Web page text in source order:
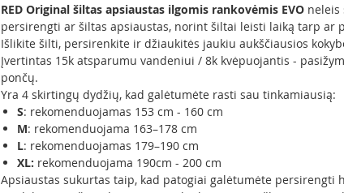
RED Original šiltas apsiaustas ilgomis rankovėmis EVO
persirengti ar šiltas apsiaustas, norint šiltai leisti laiką tarp
Išlikite šilti, persirenkite ir džiaukitės jaukiu aukščiausios
Įvertintas 15k atsparumu vandeniui / 8k kvėpuojantis -
pončų.
Yra 4 skirtingų dydžių, kad galėtumėte rasti sau tinkamiausią:
S: rekomenduojamas 153 cm - 160 cm
M: rekomenduojama 163–178 cm
L: rekomenduojamas 179–190 cm
XL: rekomenduojama 190cm - 200 cm
Apsiaustas sukurtas taip, kad patogiai galėtumėte